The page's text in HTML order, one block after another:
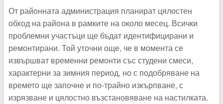
От районната администрация планират цялостен
обход на района в рамките на около месец. Всички
проблемни участъци ще бъдат идентифицирани и
ремонтирани. Той уточни още, че в момента се
извършват временни ремонти със студени смеси,
характерни за зимния период, но с подобряване на
времето ще започне и по-трайно изкърпване, с
изрязване и цялостно възстановяване на настилката.